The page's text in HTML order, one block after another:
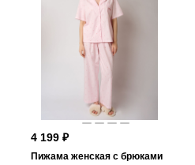
4 199 ₽
Пижама женская с брюками